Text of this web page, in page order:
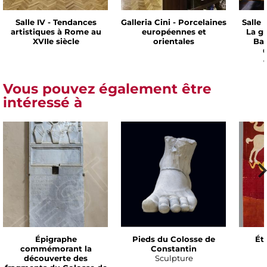
Salle IV - Tendances
artistiques à Rome au
XVIIe siècle
Galleria Cini - Porcelaines
européennes et
orientales
Salle
La
Vous pouvez également être
intéressé à
Épigraphe
commémorant la
découverte des
Pieds du Colosse de
Constantin
Sculpture